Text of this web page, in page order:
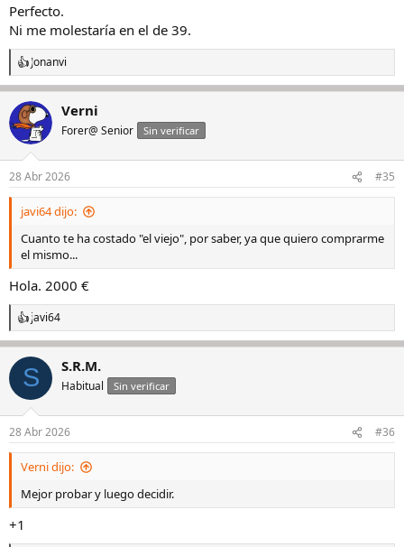
:
Perfecto.
Ni me molestaría en el de 39.
R
e
a
c
c
i
e
s
Jonanvi
Verni
Forer@ Senior Sin verificar
28 Abr 2026 #35
javi64 dijo:
Cuanto te ha costado "el viejo", por saber, ya que quiero comprarme
el mismo...
Hola. 2000 €
R
e
a
c
i
e
s
javi64
S S.R.M.
Habitual Sin verificar
28 Abr 2026 #36
Verni dijo:
Mejor probar y luego decidir.
+1